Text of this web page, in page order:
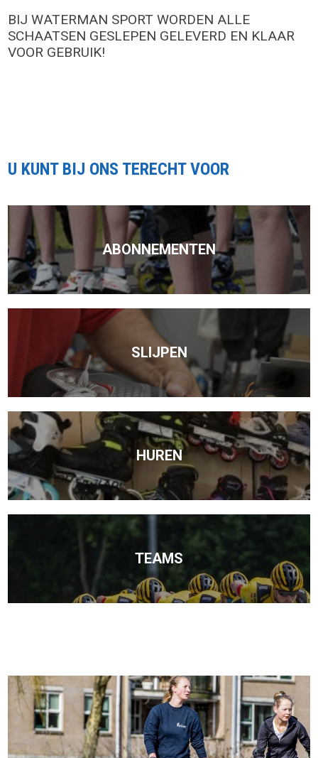
BIJ WATERMAN SPORT WORDEN ALLE
SCHAATSEN GESLEPEN GELEVERD EN KLAAR
VOOR GEBRUIK!
U KUNT BIJ ONS TERECHT VOOR
ABONNEMENTEN
SLIJPEN
HUREN
TEAMS